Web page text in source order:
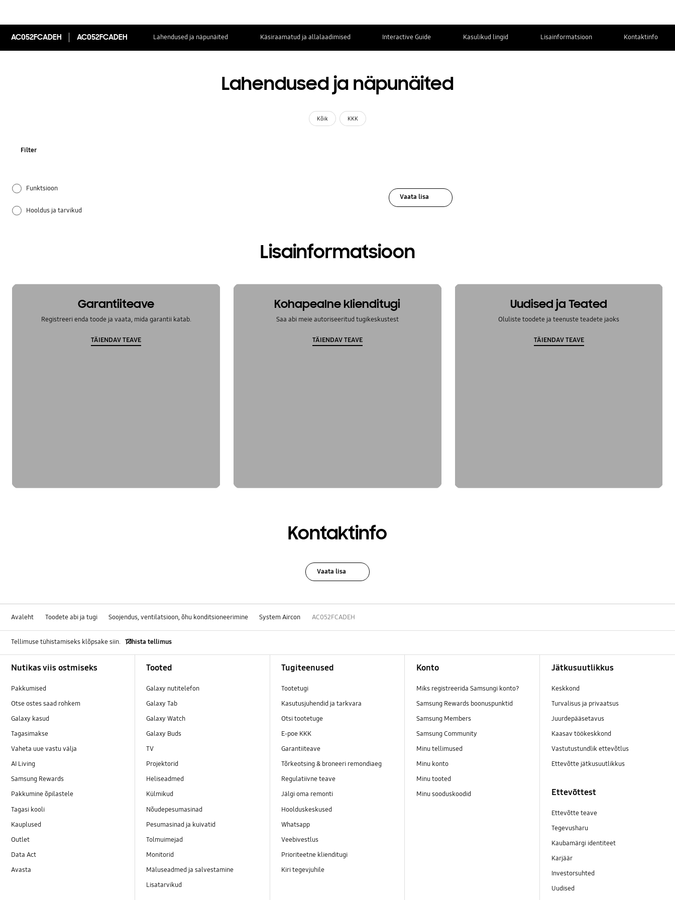
AC052FCADEH AC052FCADEH Lahendused ja näpunäited Käsiraamatud ja allalaadimised Interactive Guide Kasulikud lingid Lisainformatsioon Kontaktinfo
Lahendused ja näpunäited
Kõik KKK
Filter
Funktsioon
Hooldus ja tarvikud
Vaata lisa
Lisainformatsioon
Garantiiteave
Registreeri enda toode ja vaata, mida garantii katab.
TÄIENDAV TEAVE
Kohapealne klienditugi
Saa abi meie autoriseeritud tugikeskustest
TÄIENDAV TEAVE
Uudised ja Teated
Oluliste toodete ja teenuste teadete jaoks
TÄIENDAV TEAVE
Kontaktinfo
Vaata lisa
Avaleht Toodete abi ja tugi Soojendus, ventilatsioon, õhu konditsioneerimine System Aircon AC052FCADEH
Tellimuse tühistamiseks klõpsake siin. Tühista tellimus
Nutikas viis ostmiseks
Pakkumised
Otse ostes saad rohkem
Galaxy kasud
Tagasimakse
Vaheta uue vastu välja
AI Living
Samsung Rewards
Pakkumine õpilastele
Tagasi kooli
Kauplused
Outlet
Data Act
Avasta
Tooted
Galaxy nutitelefon
Galaxy Tab
Galaxy Watch
Galaxy Buds
TV
Projektorid
Heliseadmed
Külmikud
Nõudepesumasinad
Pesumasinad ja kuivatid
Tolmuimejad
Monitorid
Mäluseadmed ja salvestamine
Lisatarvikud
Tugiteenused
Tootetugi
Kasutusjuhendid ja tarkvara
Otsi tootetuge
E-poe KKK
Garantiiteave
Tõrkeotsing & broneeri remondiaeg
Regulatiivne teave
Jälgi oma remonti
Hoolduskeskused
Whatsapp
Veebivestlus
Prioriteetne klienditugi
Kiri tegevjuhile
Konto
Miks registreerida Samsungi konto?
Samsung Rewards boonuspunktid
Samsung Members
Samsung Community
Minu tellimused
Minu konto
Minu tooted
Minu sooduskoodid
Jätkusuutlikkus
Keskkond
Turvalisus ja privaatsus
Juurdepääsetavus
Kaasav töökeskkond
Vastutustundlik ettevõtlus
Ettevõtte jätkusuutlikkus
Ettevõttest
Ettevõtte teave
Tegevusharu
Kaubamärgi identiteet
Karjäär
Investorsuhted
Uudised